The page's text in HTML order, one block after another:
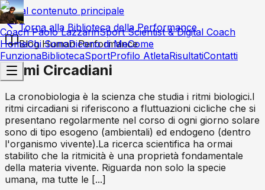
Vai al contenuto principale
Coach Paolo LazzarinSport Scientist & Digital Coach
HomeChi SonoDicono di MeCome
FunzionaBibliotecaSportProfilo AtletaRisultatiContatti
Torna alla Biblioteca della Performance
Blog Human Performance
Ritmi Circadiani
La cronobiologia è la scienza che studia i ritmi biologici.I
ritmi circadiani si riferiscono a fluttuazioni cicliche che si
presentano regolarmente nel corso di ogni giorno solare
sono di tipo esogeno (ambientali) ed endogeno (dentro
l'organismo vivente).La ricerca scientifica ha ormai
stabilito che la ritmicità è una proprietà fondamentale
della materia vivente. Riguarda non solo la specie
umana, ma tutte le [...]